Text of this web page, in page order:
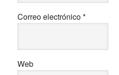
Correo electrónico*
Web